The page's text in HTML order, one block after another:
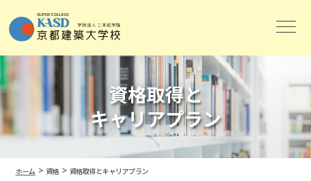
資格取得と
キャリアプラン
ホーム > 資格> 資格取得とキャリアプラン